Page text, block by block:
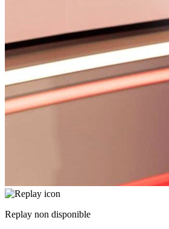
Replay non disponible